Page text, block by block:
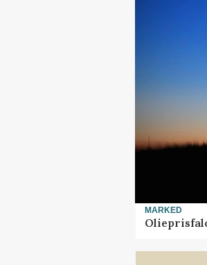
MARKED